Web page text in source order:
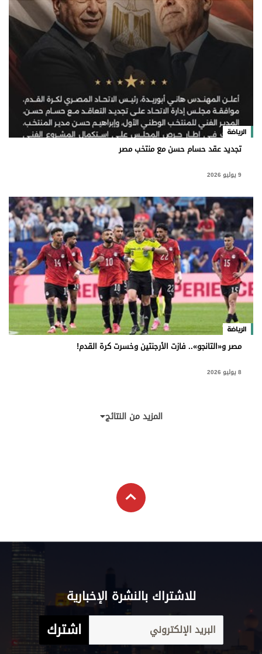
الرياضة
تجديد عقد حسام حسن مع منتخب مصر
9 يوليو 2026
الرياضة
مصر و«التانجو».. فازت الأرجنتين وخسرت كرة القدم!
8 يوليو 2026
المزيد من النتائج
للاشتراك بالنشرة الإخبارية
اشترك